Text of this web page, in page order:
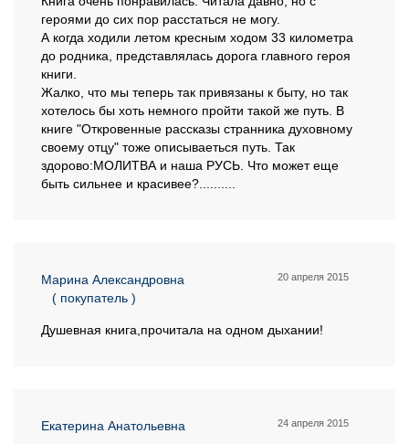
героями до сих пор расстаться не могу.
А когда ходили летом кресным ходом 33 километра
до родника, представлялась дорога главного героя
книги.
Жалко, что мы теперь так привязаны к быту, но так
хотелось бы хоть немного пройти такой же путь. В
книге "Откровенные рассказы странника духовному
своему отцу" тоже описываеться путь. Так
здорово:МОЛИТВА и наша РУСЬ. Что может еще
быть сильнее и красивее?..........
Марина Александровна
( покупатель )
20 апреля 2015
Душевная книга,прочитала на одном дыхании!
Екатерина Анатольевна 24 апреля 2015